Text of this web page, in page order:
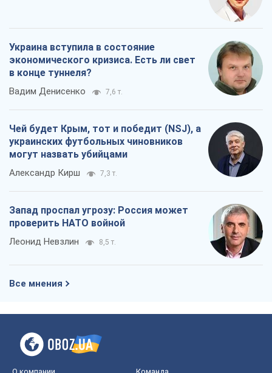
Украина вступила в состояние
экономического кризиса. Есть ли свет
в конце туннеля?
Вадим Денисенко 7,6 т.
Чей будет Крым, тот и победит (NSJ), а
украинских футбольных чиновников
могут назвать убийцами
Александр Кирш 7,3 т.
Запад проспал угрозу: Россия может
проверить НАТО войной
Леонид Невзлин 8,5 т.
Все мнения